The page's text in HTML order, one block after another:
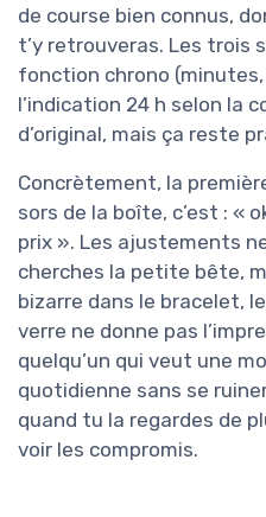
de course bien connus,
t’y retrouveras. Les trois
fonction chrono
l’indication 24 h selon la
d’original, mais ça reste
Concrètement, la
sors de la boîte, c’est : «
prix ». Les ajustements
cherches la petite bête,
bizarre dans le bracelet,
verre ne donne pas
quelqu’un qui veut une
quotidienne sans se
quand tu la regardes de
voir les compromis.